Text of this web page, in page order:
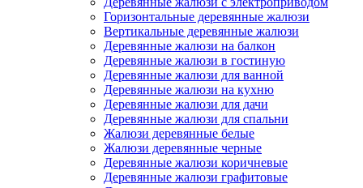
Горизонтальные деревянные жалюзи
Вертикальные деревянные жалюзи
Деревянные жалюзи на балкон
Деревянные жалюзи в гостиную
Деревянные жалюзи для ванной
Деревянные жалюзи на кухню
Деревянные жалюзи для дачи
Деревянные жалюзи для спальни
Жалюзи деревянные белые
Жалюзи деревянные черные
Деревянные жалюзи коричневые
Деревянные жалюзи графитовые